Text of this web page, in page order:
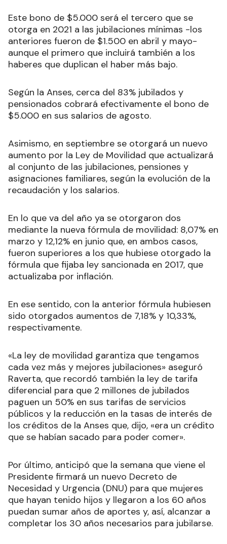
Este bono de $5.000 será el tercero que se
otorga en 2021 a las jubilaciones mínimas -los
anteriores fueron de $1.500 en abril y mayo-
aunque el primero que incluirá también a los
haberes que duplican el haber más bajo.
Según la Anses, cerca del 83% jubilados y
pensionados cobrará efectivamente el bono de
$5.000 en sus salarios de agosto.
Asimismo, en septiembre se otorgará un nuevo
aumento por la Ley de Movilidad que actualizará
al conjunto de las jubilaciones, pensiones y
asignaciones familiares, según la evolución de la
recaudación y los salarios.
En lo que va del año ya se otorgaron dos
mediante la nueva fórmula de movilidad: 8,07% en
marzo y 12,12% en junio que, en ambos casos,
fueron superiores a los que hubiese otorgado la
fórmula que fijaba ley sancionada en 2017, que
actualizaba por inflación.
En ese sentido, con la anterior fórmula hubiesen
sido otorgados aumentos de 7,18% y 10,33%,
respectivamente.
«La ley de movilidad garantiza que tengamos
cada vez más y mejores jubilaciones» aseguró
Raverta, que recordó también la ley de tarifa
diferencial para que 2 millones de jubilados
paguen un 50% en sus tarifas de servicios
públicos y la reducción en la tasas de interés de
los créditos de la Anses que, dijo, «era un crédito
que se habían sacado para poder comer».
Por último, anticipó que la semana que viene el
Presidente firmará un nuevo Decreto de
Necesidad y Urgencia (DNU) para que mujeres
que hayan tenido hijos y llegaron a los 60 años
puedan sumar años de aportes y, así, alcanzar a
completar los 30 años necesarios para jubilarse.